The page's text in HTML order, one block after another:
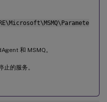
和 MSMQ。
的服务。